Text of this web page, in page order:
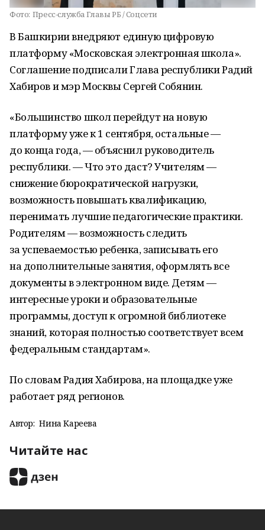
Фото: Пресс-служба Главы РБ / Соцсети
В Башкирии внедряют единую цифровую
платформу «Московская электронная школа».
Соглашение подписали Глава республики Радий
Хабиров и мэр Москвы Сергей Собянин.
«Большинство школ перейдут на новую
платформу уже к 1 сентября, остальные —
до конца года, — объяснил руководитель
республики. — Что это даст? Учителям —
снижение бюрократической нагрузки,
возможность повышать квалификацию,
перенимать лучшие педагогические практики.
Родителям — возможность следить
за успеваемостью ребенка, записывать его
на дополнительные занятия, оформлять все
документы в электронном виде. Детям —
интересные уроки и образовательные
программы, доступ к огромной библиотеке
знаний, которая полностью соответствует всем
федеральным стандартам».
По словам Радия Хабирова, на площадке уже
работает ряд регионов.
Автор: Нина Кареева
Читайте нас